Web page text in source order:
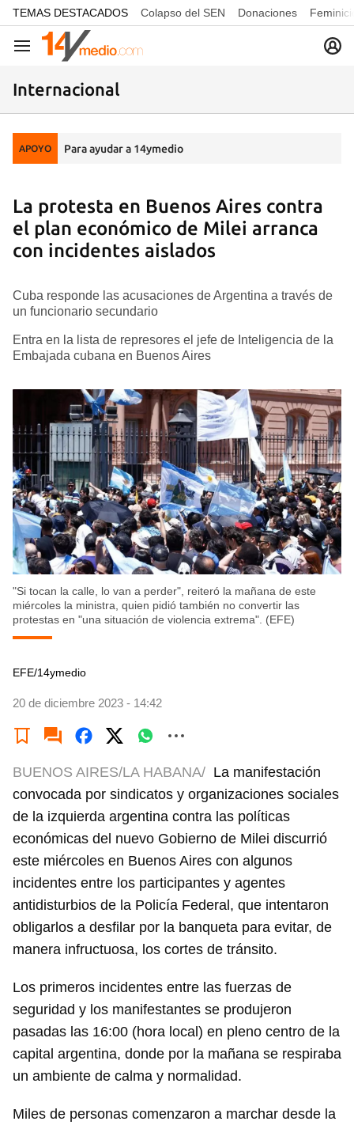
common.go-to-content
TEMAS DESTACADOS Colapso del SEN Donaciones
Navegación
Internacional
APOYO Para ayudar a 14ymedio
La protesta en Buenos Aires contra
el plan económico de Milei arranca
con incidentes aislados
Cuba responde las acusaciones de Argentina a través de
un funcionario secundario
Entra en la lista de represores el jefe de Inteligencia de la
Embajada cubana en Buenos Aires
"Si tocan la calle, lo van a perder", reiteró la mañana de este
miércoles la ministra, quien pidió también no convertir las
protestas en "una situación de violencia extrema". (EFE)
EFE/14ymedio
20 de diciembre 2023 - 14:42
BUENOS AIRES/LA HABANA/ La manifestación
convocada por sindicatos y organizaciones sociales
de la izquierda argentina contra las políticas
económicas del nuevo Gobierno de Milei discurrió
este miércoles en Buenos Aires con algunos
incidentes entre los participantes y agentes
antidisturbios de la Policía Federal, que intentaron
obligarlos a desfilar por la banqueta para evitar, de
manera infructuosa, los cortes de tránsito.
Los primeros incidentes entre las fuerzas de
seguridad y los manifestantes se produjeron
pasadas las 16:00 (hora local) en pleno centro de la
capital argentina, donde por la mañana se respiraba
un ambiente de calma y normalidad.
Miles de personas comenzaron a marchar desde la